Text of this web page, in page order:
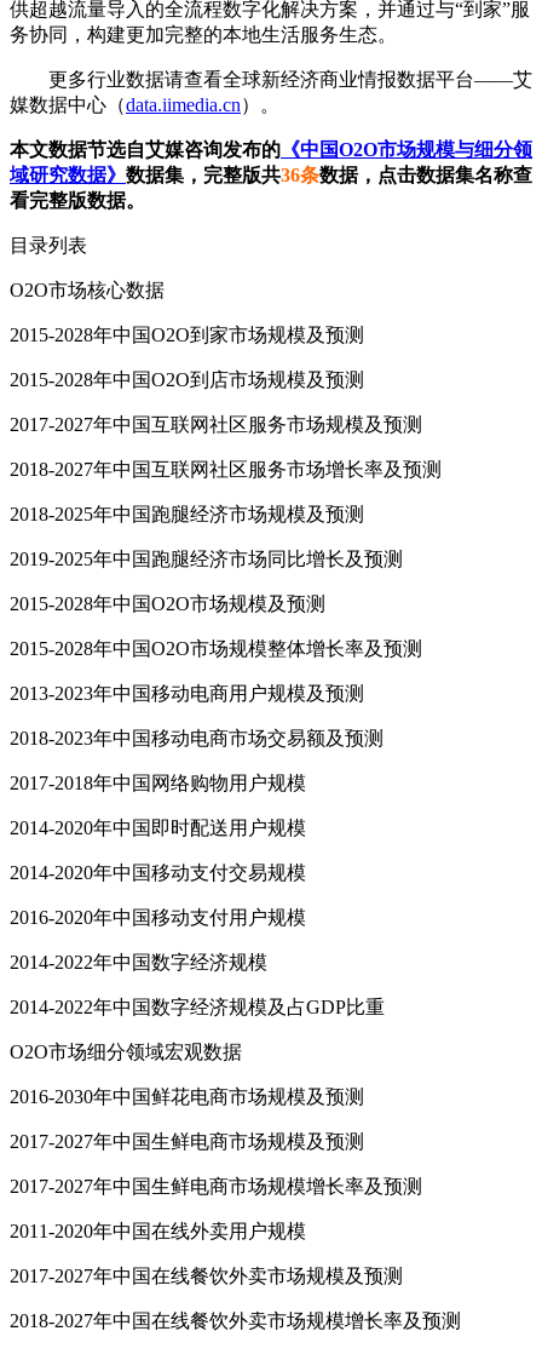
供超越流量导入的全流程数字化解决方案，并通过与“到家”服
务协同，构建更加完整的本地生活服务生态。
更多行业数据请查看全球新经济商业情报数据平台——艾
媒数据中心（data.iimedia.cn）。
本文数据节选自艾媒咨询发布的 《中国O2O市场规模与细分领
域研究数据》 数据集，完整版共36条数据，点击数据集名称查
看完整版数据。
目录列表
O2O市场核心数据
2015-2028年中国O2O到家市场规模及预测
2015-2028年中国O2O到店市场规模及预测
2017-2027年中国互联网社区服务市场规模及预测
2018-2027年中国互联网社区服务市场增长率及预测
2018-2025年中国跑腿经济市场规模及预测
2019-2025年中国跑腿经济市场同比增长及预测
2015-2028年中国O2O市场规模及预测
2015-2028年中国O2O市场规模整体增长率及预测
2013-2023年中国移动电商用户规模及预测
2018-2023年中国移动电商市场交易额及预测
2017-2018年中国网络购物用户规模
2014-2020年中国即时配送用户规模
2014-2020年中国移动支付交易规模
2016-2020年中国移动支付用户规模
2014-2022年中国数字经济规模
2014-2022年中国数字经济规模及占GDP比重
O2O市场细分领域宏观数据
2016-2030年中国鲜花电商市场规模及预测
2017-2027年中国生鲜电商市场规模及预测
2017-2027年中国生鲜电商市场规模增长率及预测
2011-2020年中国在线外卖用户规模
2017-2027年中国在线餐饮外卖市场规模及预测
2018-2027年中国在线餐饮外卖市场规模增长率及预测